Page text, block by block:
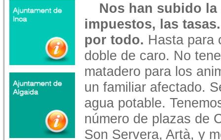
Nos han subido
impuestos, las
por todo. Hasta para
doble de caro. No
matadero para los
un familiar afectado.
agua potable.
número de plazas de
Son Servera, Artà, y